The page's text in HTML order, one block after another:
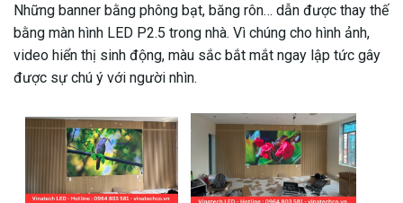
Những banner bằng phông bạt, băng rôn… dẫn được thay thế
bằng màn hình LED P2.5 trong nhà. Vì chúng cho hình ảnh,
video hiển thị sinh động, màu sắc bắt mắt ngay lập tức gây
được sự chú ý với người nhìn.